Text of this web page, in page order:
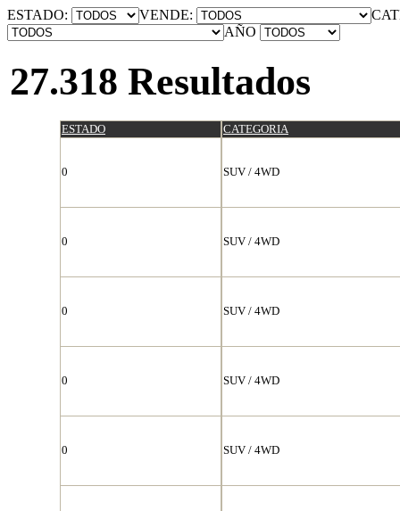
ESTADO: VENDE:
AÑO
27.318 Resultados
ESTADO CATEGORIA
0 SUV / 4WD
0 SUV / 4WD
0 SUV / 4WD
0 SUV / 4WD
0 SUV / 4WD